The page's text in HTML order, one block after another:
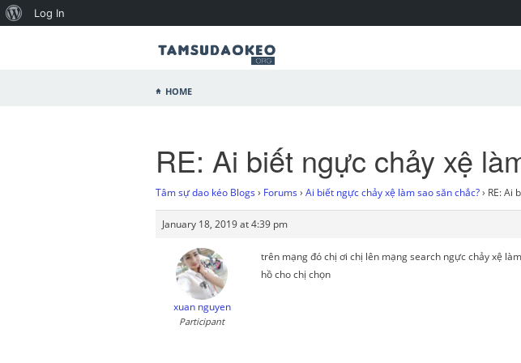
Home
RE: Ai biết ngực chảy xệ
Tâm sự dao kéo Blogs › Forums › Ai biết ngực chảy xệ làm sao săn chắc? › RE: Ai
January 18, 2019 at 4:39 pm
xuan nguyen
Participant
trên mạng đó chị ơi chị lên mạng search ngực chảy xệ
hồ cho chị chọn
Log In